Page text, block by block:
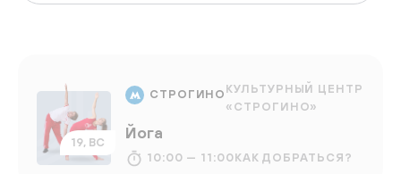
19, ВС
СТРОГИНО КУЛЬТУРНЫЙ ЦЕНТР
«СТРОГИНО»
Йога
10:00 — 11:00КАК ДОБРАТЬСЯ?